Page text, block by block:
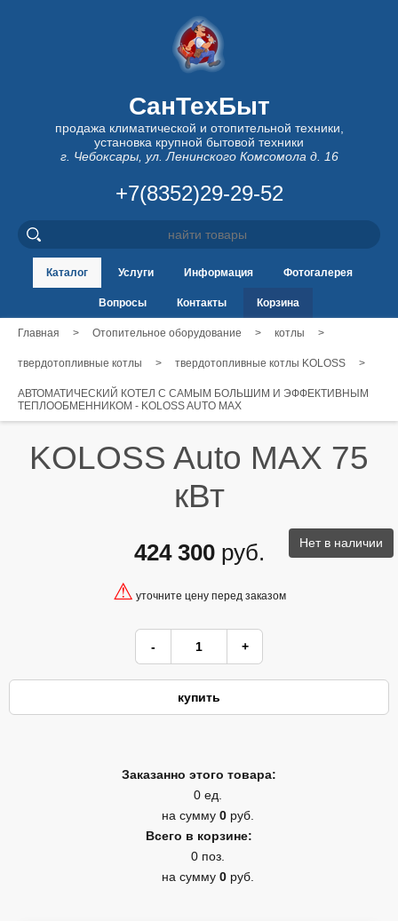
СанТехБыт
продажа климатической и отопительной техники,
установка крупной бытовой техники
г. Чебоксары, ул. Ленинского Комсомола д. 16
+7(8352)29-29-52
Каталог Услуги Информация Фотогалерея
Вопросы Контакты Корзина
Главная > Отопительное оборудование > котлы >
твердотопливные котлы > твердотопливные котлы KOLOSS >
АВТОМАТИЧЕСКИЙ КОТЕЛ С САМЫМ БОЛЬШИМ И ЭФФЕКТИВНЫМ
ТЕПЛООБМЕННИКОМ - KOLOSS AUTO MAX
KOLOSS Auto MAX 75
кВт
Нет в наличии
424 300руб.
⚠ уточните цену перед заказом
Заказанно этого товара:
0 ед.
на сумму 0 руб.
Всего в корзине:
0 поз.
на сумму 0 руб.